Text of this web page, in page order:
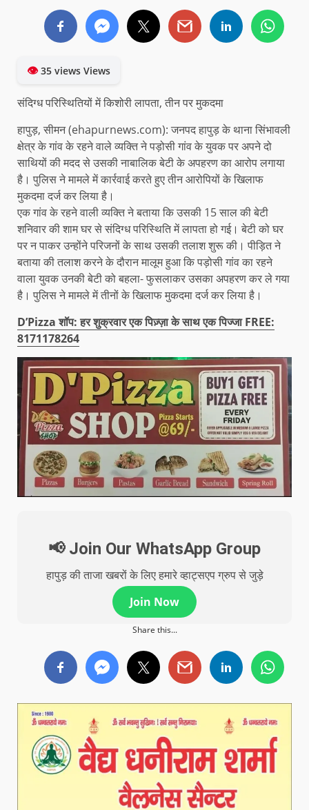
👁35 views Views
संदिग्ध परिस्थितियों में किशोरी लापता, तीन पर मुकदमा
हापुड़, सीमन (ehapurnews.com): जनपद हापुड़ के थाना सिंभावली
क्षेत्र के गांव के रहने वाले व्यक्ति ने पड़ोसी गांव के युवक पर अपने दो
साथियों की मदद से उसकी नाबालिक बेटी के अपहरण का आरोप लगाया
है। पुलिस ने मामले में कार्रवाई करते हुए तीन आरोपियों के खिलाफ
मुकदमा दर्ज कर लिया है।
एक गांव के रहने वाली व्यक्ति ने बताया कि उसकी 15 साल की बेटी
शनिवार की शाम घर से संदिग्ध परिस्थिति में लापता हो गई। बेटी को घर
पर न पाकर उन्होंने परिजनों के साथ उसकी तलाश शुरू की। पीड़ित ने
बताया की तलाश करने के दौरान मालूम हुआ कि पड़ोसी गांव का रहने
वाला युवक उनकी बेटी को बहला- फुसलाकर उसका अपहरण कर ले गया
है। पुलिस ने मामले में तीनों के खिलाफ मुकदमा दर्ज कर लिया है।
D’Pizza शॉप: हर शुक्रवार एक पिज़्ज़ा के साथ एक पिज्जा FREE:
8171178264
📢 Join Our WhatsApp Group
हापुड़ की ताजा खबरों के लिए हमारे व्हाट्सएप ग्रुप से जुड़े
Join Now
Share this...